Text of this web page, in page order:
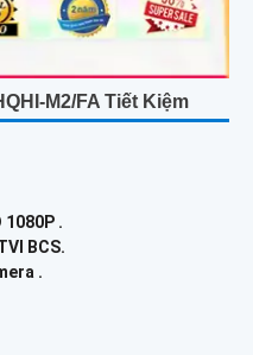
M2/FA Tiết Kiệm
1080P .
BCS.
.